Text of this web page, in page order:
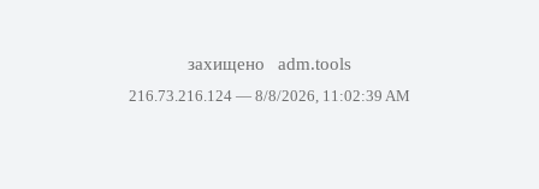
захищено adm.tools
216.73.216.124 — 8/8/2026, 11:02:39 AM